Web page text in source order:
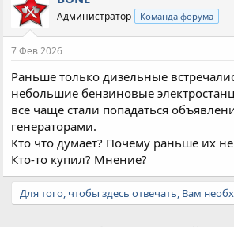
о
р
т
е
ы
н
а
л
а
Администратор Команда форума
7 Фев 2026
Раньше только дизельные
небольшие бензиновые
все чаще стали попадаться
генераторами.
Кто что думает? Почему раньше их
Кто-то купил? Мнение?
Для того, чтобы здесь отвечать, Вам